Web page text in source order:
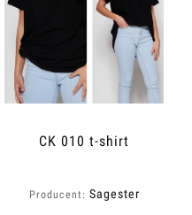
CK 010 t-shirt
Producent: Sagester